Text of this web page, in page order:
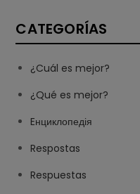
CATEGORÍAS
¿Cuál es mejor?
¿Qué es mejor?
Eнциклопедія
Respostas
Respuestas